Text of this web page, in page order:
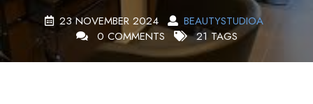
23 NOVEMBER 2024
BEAUTYSTUDIOA
0 COMMENTS
21 TAGS